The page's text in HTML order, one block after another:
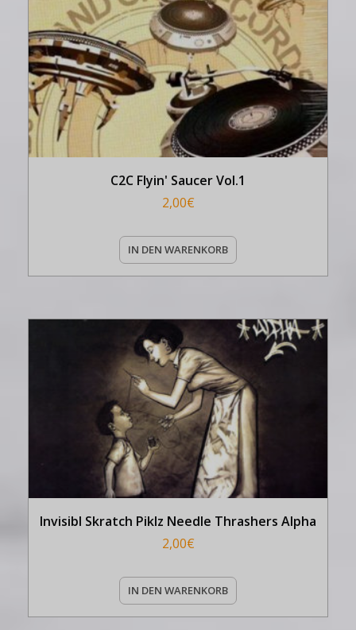
C2C Flyin' Saucer Vol.1
2,00€
IN DEN WARENKORB
Invisibl Skratch Piklz Needle Thrashers Alpha
2,00€
IN DEN WARENKORB